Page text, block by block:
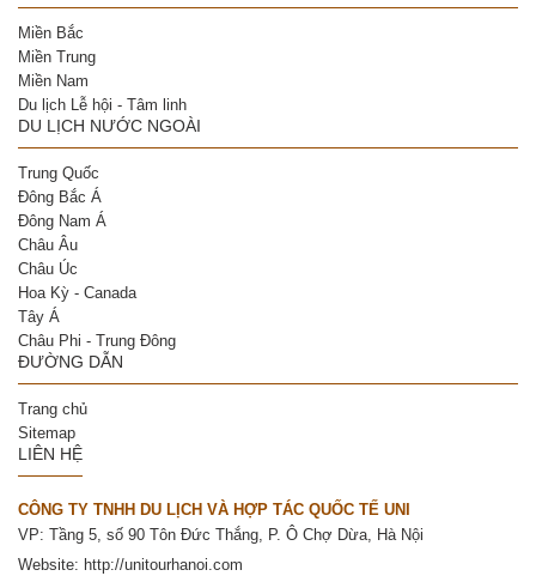
Miền Bắc
Miền Trung
Miền Nam
Du lịch Lễ hội - Tâm linh
DU LỊCH NƯỚC NGOÀI
Trung Quốc
Đông Bắc Á
Đông Nam Á
Châu Âu
Châu Úc
Hoa Kỳ - Canada
Tây Á
Châu Phi - Trung Đông
ĐƯỜNG DẪN
Trang chủ
Sitemap
LIÊN HỆ
CÔNG TY TNHH DU LỊCH VÀ HỢP TÁC QUỐC TẾ UNI
VP: Tầng 5, số 90 Tôn Đức Thắng, P. Ô Chợ Dừa, Hà Nội
Website: http://unitourhanoi.com